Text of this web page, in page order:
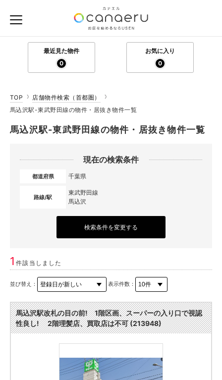
最近見た物件
0
お気に入り
0
TOP
店舗物件検索（首都圏）
馬込沢駅-東武野田線の物件・居抜き物件一覧
馬込沢駅-東武野田線の物件・居抜き物件一覧
現在の検索条件
都道府県 千葉県
路線/駅
東武野田線
馬込沢
検索条件を変更する
1件該当しました
並び替え： 表示件数：
馬込沢駅改札の目の前! 1階区画、スーパーの入り口で視認
性良し! 2階理髪店、買取店は不可 (213948)